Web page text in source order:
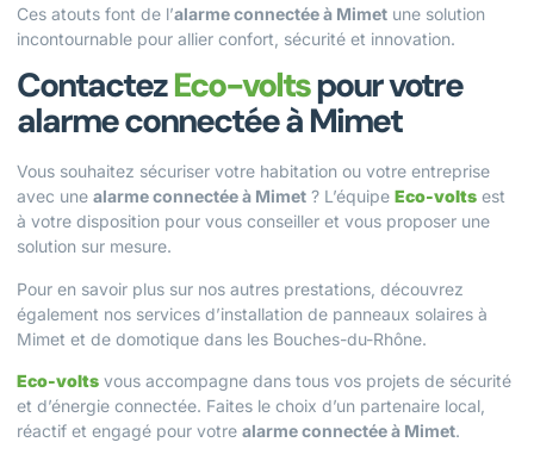
Ces atouts font de l’alarme connectée à Mimet une solution
incontournable pour allier confort, sécurité et innovation.
ContactezEco-voltspour votre
alarme connectée à Mimet
Vous souhaitez sécuriser votre habitation ou votre entreprise
avec une alarme connectée à Mimet ? L’équipe Eco-volts est
à votre disposition pour vous conseiller et vous proposer une
solution sur mesure.
Pour en savoir plus sur nos autres prestations, découvrez
également nos services d’installation de panneaux solaires à
Mimet et de domotique dans les Bouches-du-Rhône.
Eco-volts vous accompagne dans tous vos projets de sécurité
et d’énergie connectée. Faites le choix d’un partenaire local,
réactif et engagé pour votre alarme connectée à Mimet.